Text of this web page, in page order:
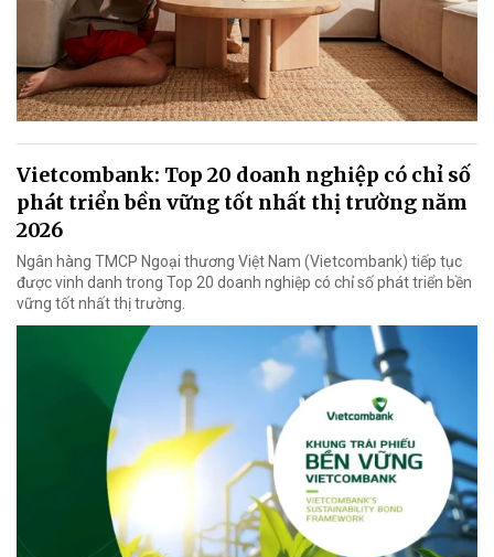
Vietcombank: Top 20 doanh nghiệp có chỉ số
phát triển bền vững tốt nhất thị trường năm
2026
Ngân hàng TMCP Ngoại thương Việt Nam (Vietcombank) tiếp tục
được vinh danh trong Top 20 doanh nghiệp có chỉ số phát triển bền
vững tốt nhất thị trường.